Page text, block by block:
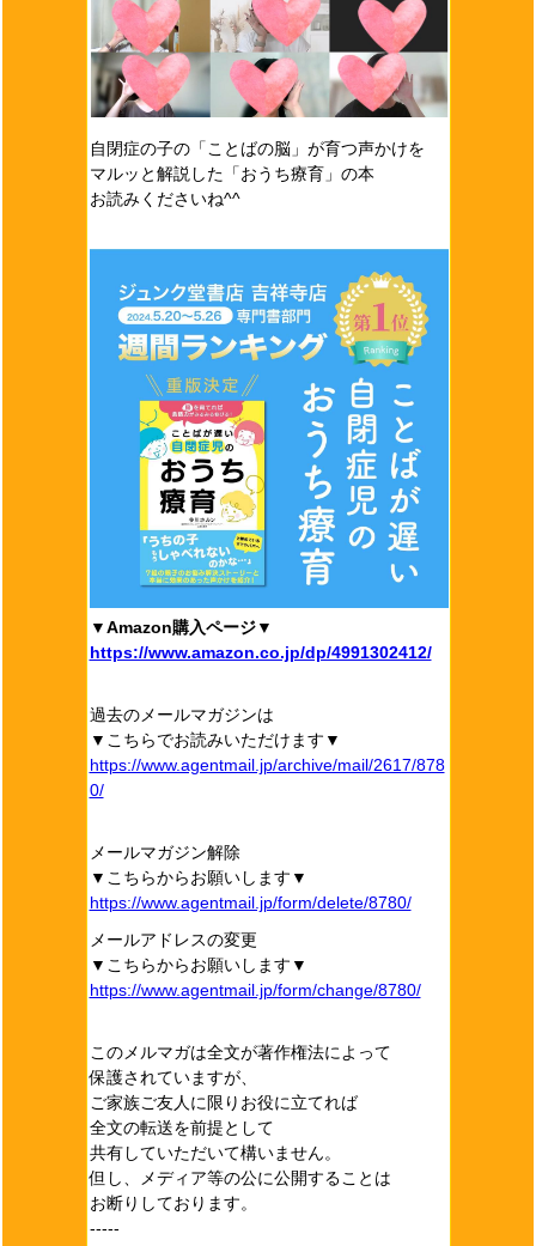
自閉症の子の「ことばの脳」が育つ声かけを
マルッと解説した「おうち療育」の本
お読みくださいね^^
▼Amazon購入ページ▼
https://www.amazon.co.jp/dp/4991302412/
過去のメールマガジンは
▼こちらでお読みいただけます▼
https://www.agentmail.jp/archive/mail/2617/878
0/
メールマガジン解除
▼こちらからお願いします▼
https://www.agentmail.jp/form/delete/8780/
メールアドレスの変更
▼こちらからお願いします▼
https://www.agentmail.jp/form/change/8780/
このメルマガは全文が著作権法によって
保護されていますが、
ご家族ご友人に限りお役に立てれば
全文の転送を前提として
共有していただいて構いません。
但し、メディア等の公に公開することは
お断りしております。
-----